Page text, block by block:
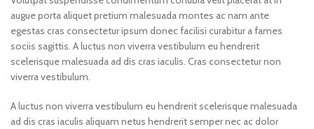
augue porta aliquet pretium malesuada montes ac nam ante
egestas cras consectetur ipsum donec facilisi curabitur a fames
sociis sagittis. A luctus non viverra vestibulum eu hendrerit
scelerisque malesuada ad dis cras iaculis. Cras consectetur non
viverra vestibulum.
A luctus non viverra vestibulum eu hendrerit scelerisque malesuada
ad dis cras iaculis aliquam netus hendrerit semper nec ac dolor